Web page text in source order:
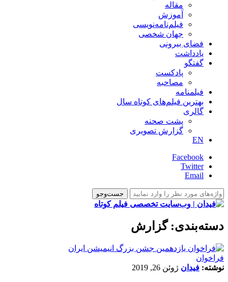
مقاله
آموزش
فیلم‌نامه‌نویسی
جهان شخصی
فضای بیرونی
یادداشت
گفتگو
پادکست
مصاحبه
فیلمنامه
بهترین فیلم‌های کوتاه سال
گالری
پشت صحنه
گزارش تصویری
EN
Facebook
Twitter
Email
دسته‌بندی: گزارش
فراخوان
نوشته: فیدان ژوئن 26, 2019